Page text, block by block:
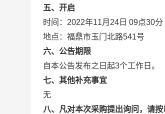
五、开启
时间：2022年11月24日 09点30分
地点：福鼎市玉门北路541号
六、公告期限
自本公告发布之日起3个工作日。
七、其他补充事宜
无
八、凡对本次采购提出询问，请按